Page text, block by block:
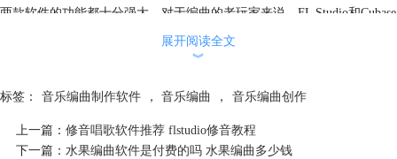
两款软件的功能都十分强大，对于编曲的老玩家来说，FL Studio和Cubase
都是十分出色且好用的。但是两款软件的使用难度不同，如果是新手小白
的话更加建议使用FL Studio，因为Cubase虽然功能强大但是软件界面较为
定的时间成本。
展开阅读全文
︾
标签： 音乐编曲制作软件 ， 音乐编曲 ， 音乐编曲创作
上一篇： 修音唱歌软件推荐 flstudio修音教程
下一篇： 水果编曲软件是付费的吗 水果编曲多少钱